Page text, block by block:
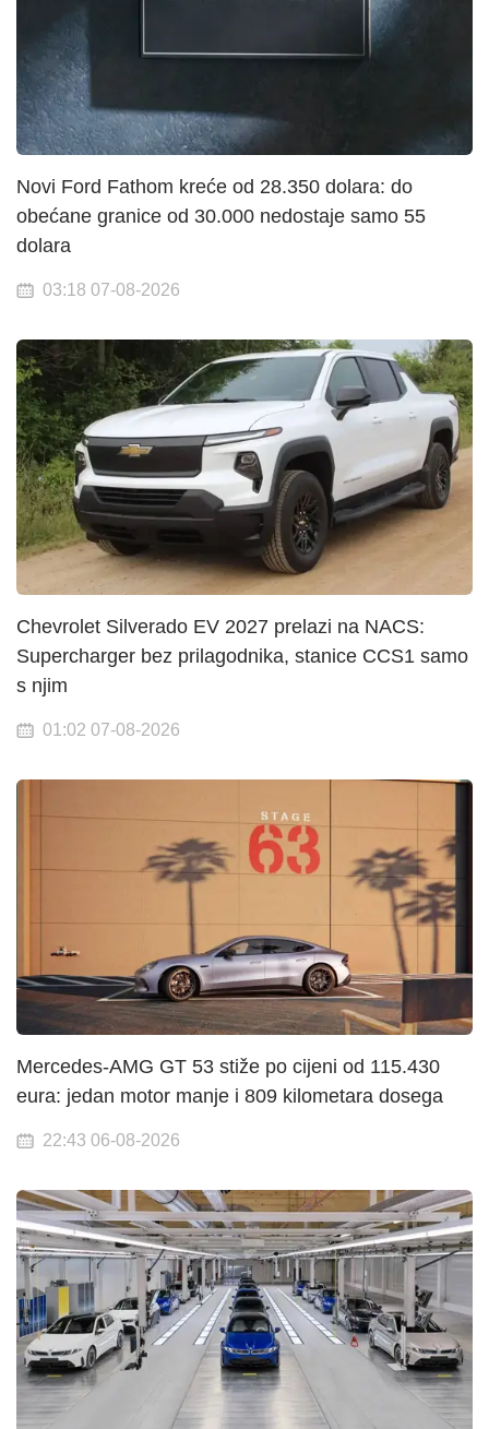
Novi Ford Fathom kreće od 28.350 dolara: do
obećane granice od 30.000 nedostaje samo 55
dolara
03:18 07-08-2026
Chevrolet Silverado EV 2027 prelazi na NACS:
Supercharger bez prilagodnika, stanice CCS1 samo
s njim
01:02 07-08-2026
Mercedes-AMG GT 53 stiže po cijeni od 115.430
eura: jedan motor manje i 809 kilometara dosega
22:43 06-08-2026